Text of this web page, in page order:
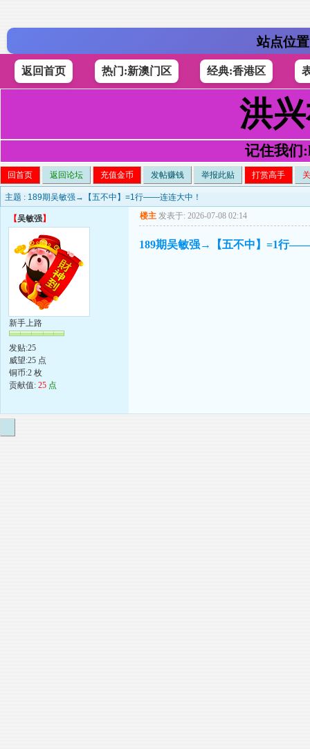
站点位
返回首页 热门:新澳门区 经典:香港区
洪
记住我们
回首页 返回论坛 充值金币 发帖赚钱 举报此贴 打赏高手
主题 : 189期吴敏强→【五不中】=1行——连连大中！
【吴敏强】
新手上路
发贴:25
威望:25 点
铜币:2 枚
贡献值: 25 点
楼主 发表于: 2026-07-08 02:14
189期吴敏强→【五不中】=1行